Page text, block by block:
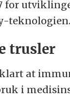
for
teknologien.
trusler
at
i